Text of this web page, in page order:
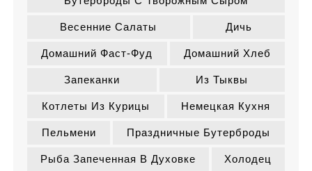
Весенние Салаты Дичь
Домашний Фаст-Фуд Домашний Хлеб
Запеканки Из Тыквы
Котлеты Из Курицы Немецкая Кухня
Пельмени Праздничные Бутерброды
Рыба Запеченная В Духовке Холодец